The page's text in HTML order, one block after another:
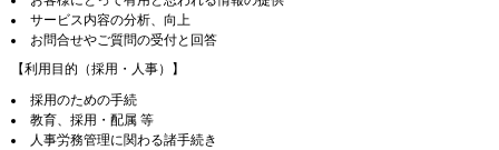
サービス内容の分析、向上
お問合せやご質問の受付と回答
【利用目的（採用・人事）】
採用のための手続
教育、採用・配属 等
人事労務管理に関わる諸手続き